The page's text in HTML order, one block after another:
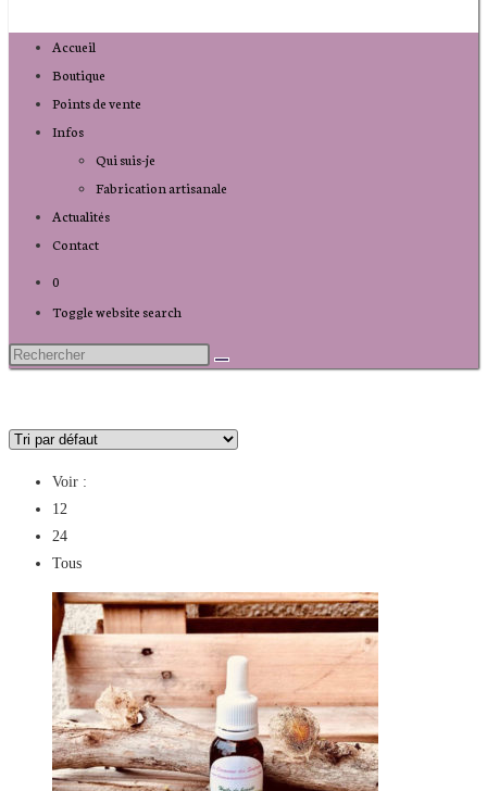
Accueil
Boutique
Points de vente
Infos
Qui suis-je
Fabrication artisanale
Actualités
Contact
0
Toggle website search
Voir :
12
24
Tous